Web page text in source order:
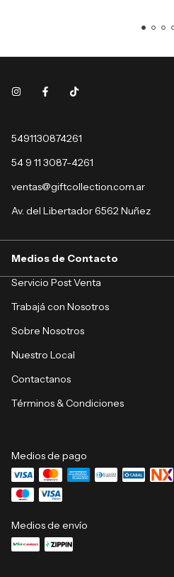
5491130874261
54 9 11 3087-4261
ventas@giftcollection.com.ar
Av. del Libertador 6562 Nuñez
Medios de Contacto
Servicio Post Venta
Trabajá con Nosotros
Sobre Nosotros
Nuestro Local
Contactanos
Términos & Condiciones
Medios de pago
Medios de envío